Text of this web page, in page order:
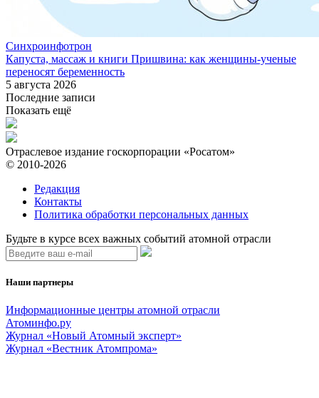
Синхроинфотрон
Капуста, массаж и книги Пришвина: как женщины-ученые
переносят беременность
5 августа 2026
Последние записи
Показать ещё
Отраслевое издание госкорпорации «Росатом»
© 2010-2026
Редакция
Контакты
Политика обработки персональных данных
Будьте в курсе всех важных событий атомной отрасли
Наши партнеры
Информационные центры атомной отрасли
Атоминфо.ру
Журнал «Новый Атомный эксперт»
Журнал «Вестник Атомпрома»